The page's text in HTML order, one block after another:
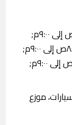
الاثنين، ٨:٠٠ص إلى ٩:٠٠م; الثلاثاء، ٨:٠٠ص إلى ٩:٠٠م;
الأربعاء، ٨:٠٠ص إلى ٩:٠٠م; الخميس، ٨:٠٠ص إلى ٩:٠٠م;
الجمعة، ٨:٠٠ص إلى ٩:٠٠م; السبت، ٨:٠٠ص إلى ٩:٠٠م;
موزع